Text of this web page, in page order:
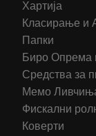
Хартија
Класирање и
Папки
Биро Опрема
Средства за
Мемо
Фискални
Коверти